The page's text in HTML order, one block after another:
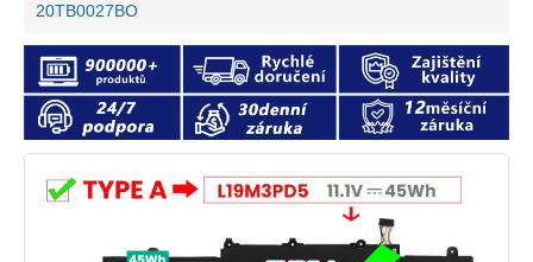
20TB0027BO